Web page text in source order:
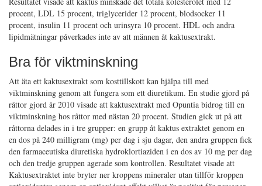
procent, LDL 15 procent, triglycerider 12 procent, blodsocker 11
procent, insulin 11 procent och urinsyra 10 procent. HDL och andra
lipidmätningar påverkades inte av att männen åt kaktusextrakt.
Bra för viktminskning
Att äta ett kaktusextrakt som kosttillskott kan hjälpa till med
viktminskning genom att fungera som ett diuretikum. En studie gjord på
råttor gjord år 2010 visade att kaktusextrakt med Opuntia bidrog till en
viktminskning hos råttor med nästan 20 procent. Studien gick ut på att
råttorna delades in i tre grupper: en grupp åt kaktus extraktet genom en
en dos på 240 milligram (mg) per dag i sju dagar, den andra gruppen fick
den farmaceutiska diuretiska hydroklortiaziden i en dos av 10 mg per dag
och den tredje gruppen agerade som kontrollen. Resultatet visade att
Kaktusextraktet inte bryter ner kroppens mineraler utan tillför kroppen